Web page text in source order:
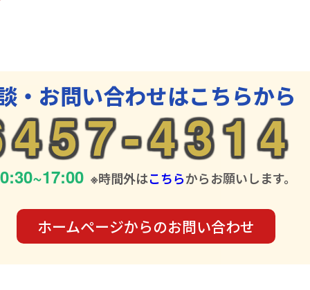
・お問い合わせはこちらから
4314
※時間外はこちらからお願いします。
ホームページからのお問い合わせ